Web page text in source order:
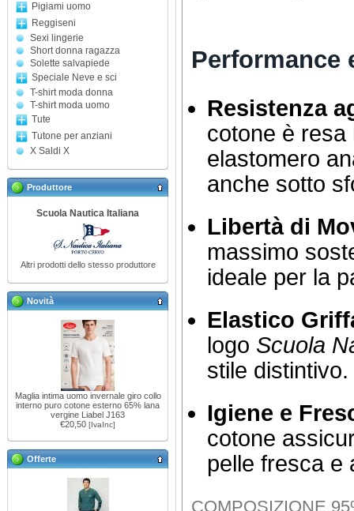
Pigiami uomo
Reggiseni
Sexi lingerie
Short donna ragazza
Solette salvapiede
Speciale Neve e sci
T-shirt moda donna
T-shirt moda uomo
Tute
Tutone per anziani
X Saldi X
Produttore
Scuola Nautica Italiana
Altri prodotti dello stesso produttore
Novità
Maglia intima uomo invernale giro collo
interno puro cotone esterno 65% lana
vergine Liabel J163
€20,50 [IvaInc]
Offerte
Performance
Resistenza
cotone è resa
elastomero
anche sotto
Libertà di
massimo
ideale per la
Elastico
logo Scuola
stile distintivo.
Igiene e
cotone
pelle fresca e
COMPOSIZIONE